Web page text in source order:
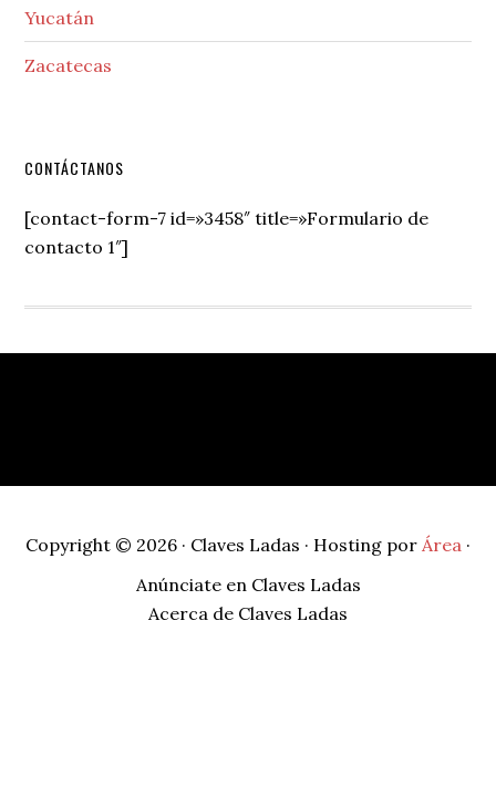
Yucatán
Zacatecas
Secondary
Sidebar
CONTÁCTANOS
[contact-form-7 id=»3458″ title=»Formulario de
contacto 1″]
Copyright © 2026 · Claves Ladas · Hosting por Área ·
Anúnciate en Claves Ladas
Acerca de Claves Ladas